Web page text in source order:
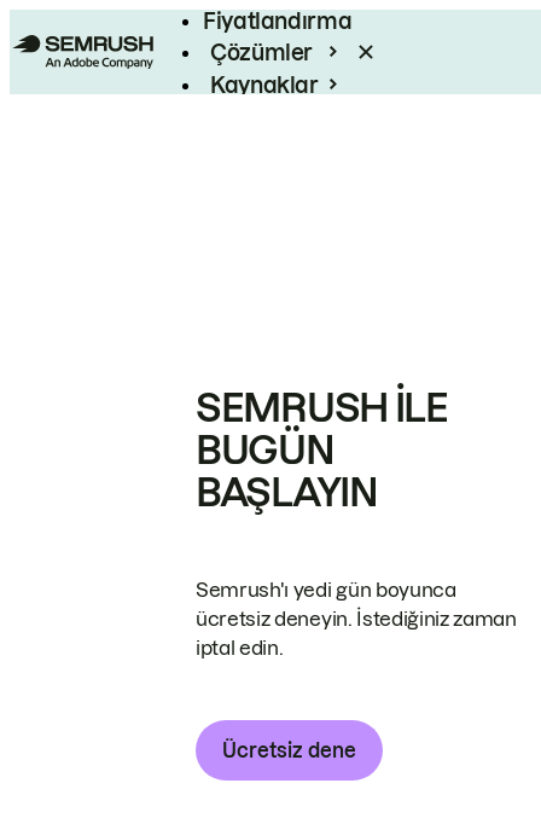
Fiyatlandırma
Çözümler
Kaynaklar
SEMRUSH ILE
BUGÜN
BAŞLAYIN
Semrush'ı yedi gün boyunca
ücretsiz deneyin. İstediğiniz zaman
iptal edin.
Ücretsiz dene